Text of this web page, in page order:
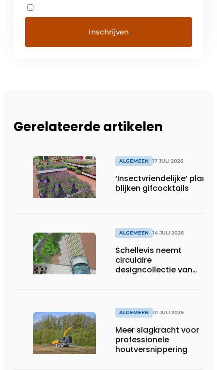
Gerelateerde artikelen
ALGEMEEN 17 JULI 2026
‘Insectvriendelijke’
blijken gifcocktails
ALGEMEEN 14 JULI 2026
Schellevis neemt
circulaire
designcollectie van
ALGEMEEN 10 JULI 2026
Meer slagkracht voor
professionele
houtversnippering